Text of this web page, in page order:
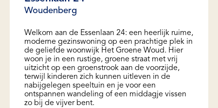
Woudenberg
Welkom aan de Essenlaan 24: een heerlijk ruime,
moderne gezinswoning op een prachtige plek in
de geliefde woonwijk Het Groene Woud. Hier
woon je in een rustige, groene straat met vrij
uitzicht op een groenstrook aan de voorzijde,
terwijl kinderen zich kunnen uitleven in de
nabijgelegen speeltuin en je voor een
ontspannen wandeling of een middagje vissen
zo bij de vijver bent.